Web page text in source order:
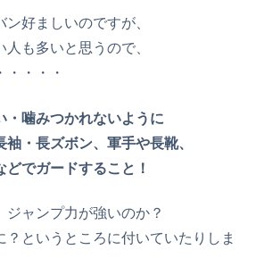
好ましいのですが、
も多いと思うので、
・・・・
・噛みつかれないように
・長ズボン、軍手や長靴、
どでガードすること！
ジャンプ力が強いのか？
？というところに付いていたりしま